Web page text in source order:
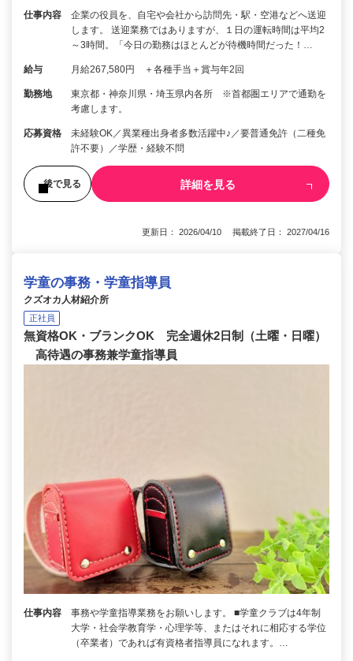
仕事内容
企業の役員を、自宅や会社から訪問先・駅・空港などへ送迎
します。 送迎業務ではありますが、１日の運転時間は平均2
～3時間。「今日の勤務はほとんどが待機時間だった！…
給与 月給267,580円 ＋各種手当＋賞与年2回
勤務地
東京都・神奈川県・埼玉県内各所 ※首都圏エリアで通勤を
考慮します。
応募資格
未経験OK／異業種出身者多数活躍中♪／要普通免許（二種免
許不要）／学歴・経験不問
後で見る 詳細を見る
更新日： 2026/04/10 掲載終了日： 2027/04/16
学童の事務・学童指導員
クズオカ人材紹介所
正社員
無資格OK・ブランクOK 完全週休2日制（土曜・日曜）
高待遇の事務兼学童指導員
仕事内容
事務や学童指導業務をお願いします。 ■学童クラブは4年制
大学・社会学教育学・心理学等、またはそれに相応する学位
（卒業者）であれば有資格者指導員になれます。…